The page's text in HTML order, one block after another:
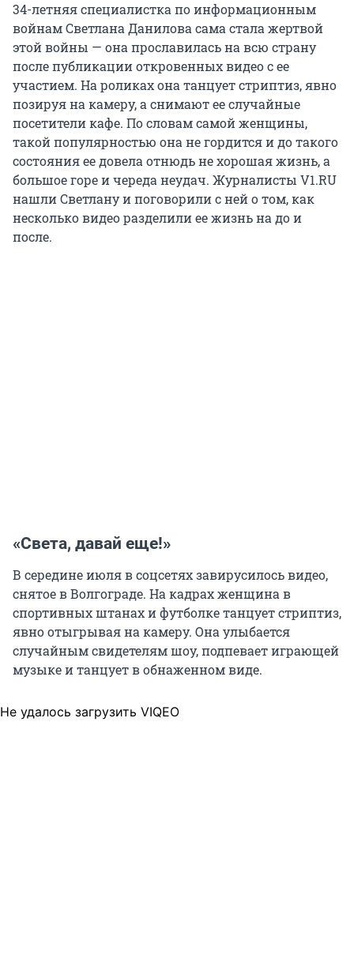
34-летняя специалистка по информационным
войнам Светлана Данилова сама стала жертвой
этой войны — она прославилась на всю страну
после публикации откровенных видео с ее
участием. На роликах она танцует стриптиз, явно
позируя на камеру, а снимают ее случайные
посетители кафе. По словам самой женщины,
такой популярностью она не гордится и до такого
состояния ее довела отнюдь не хорошая жизнь, а
большое горе и череда неудач. Журналисты V1.RU
нашли Светлану и поговорили с ней о том, как
несколько видео разделили ее жизнь на до и
после.
«Света, давай еще!»
В середине июля в соцсетях завирусилось видео,
снятое в Волгограде. На кадрах женщина в
спортивных штанах и футболке танцует стриптиз,
явно отыгрывая на камеру. Она улыбается
случайным свидетелям шоу, подпевает играющей
музыке и танцует в обнаженном виде.
Не удалось загрузить VIQEO